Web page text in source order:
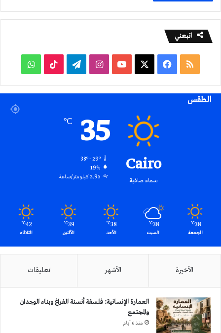
اتبعني
ملخص
الموقع
فيسبوك ‫YouTubeانستقرامتيلقرام ‫TikTokواتساب
الطقس
Cairo
سماء صافية
35
℃
38º - 29º
19%
2.95 كيلومتر/ساعة
38
℃
الجمعة
38
℃
السبت
38
℃
الأحد
39
℃
الأثنين
42
℃
الثلاثاء
الأخيرة الأشهر تعليقات
العمارة الإنسانية: فلسفة أنسنة الفراغ وبناء الوجدان
والمجتمع
منذ 6 أيام